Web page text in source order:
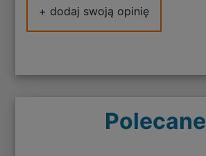
+ dodaj swoją opinię
Polecane